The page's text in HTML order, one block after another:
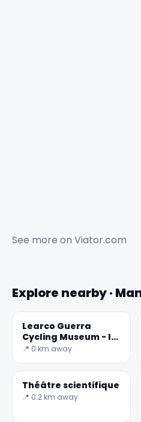
See more on Viator.com
Explore nearby ·
Learco Guerra
Cycling Museum - le
cheval d'acier
📍 0 km away
Théâtre scientifique
📍 0.2 km away